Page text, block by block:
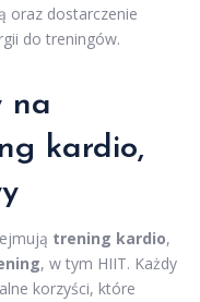
oraz dostarczenie
do treningów.
na
kardio,
trening kardio,
, w tym HIIT. Każdy
korzyści, które